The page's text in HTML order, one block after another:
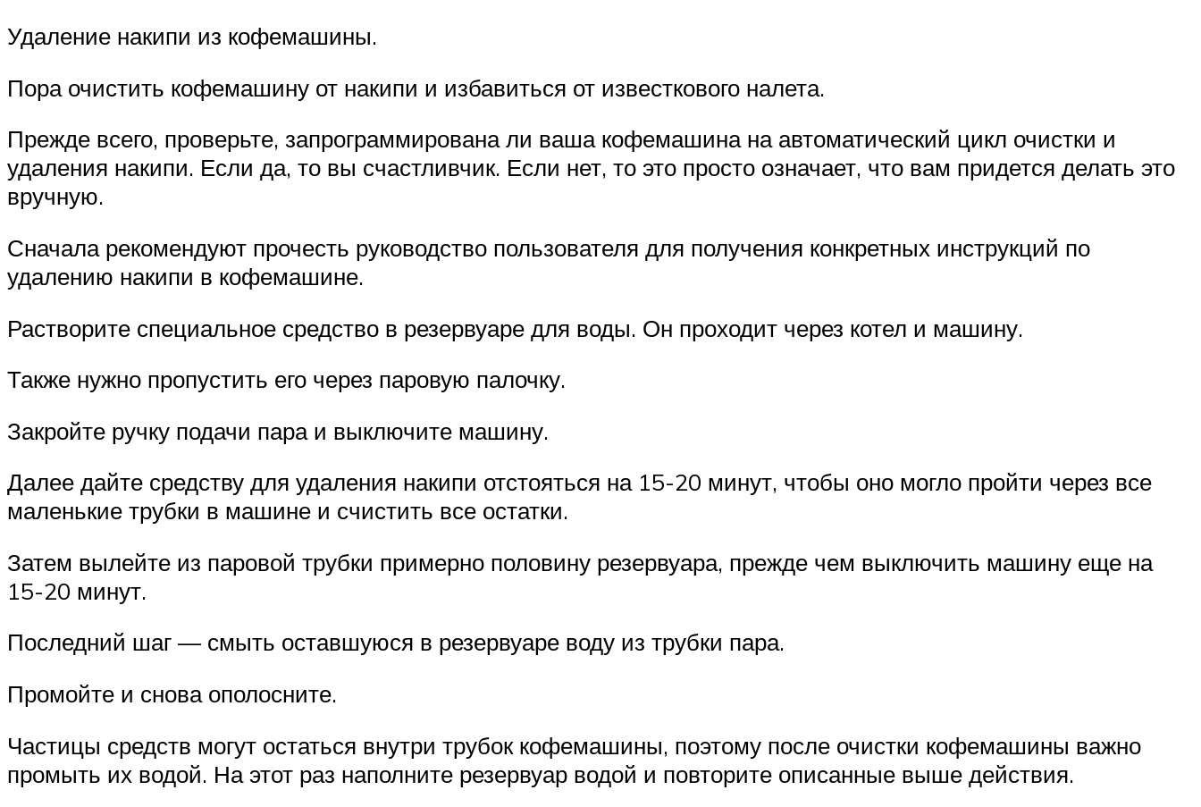
Удаление накипи из кофемашины.
Пора очистить кофемашину от накипи и избавиться от известкового налета.
Прежде всего, проверьте, запрограммирована ли ваша кофемашина на автоматический цикл очистки и
удаления накипи. Если да, то вы счастливчик. Если нет, то это просто означает, что вам придется делать это
вручную.
Сначала рекомендуют прочесть руководство пользователя для получения конкретных инструкций по
удалению накипи в кофемашине.
Растворите специальное средство в резервуаре для воды. Он проходит через котел и машину.
Также нужно пропустить его через паровую палочку.
Закройте ручку подачи пара и выключите машину.
Далее дайте средству для удаления накипи отстояться на 15-20 минут, чтобы оно могло пройти через все
маленькие трубки в машине и счистить все остатки.
Затем вылейте из паровой трубки примерно половину резервуара, прежде чем выключить машину еще на
15-20 минут.
Последний шаг — смыть оставшуюся в резервуаре воду из трубки пара.
Промойте и снова ополосните.
Частицы средств могут остаться внутри трубок кофемашины, поэтому после очистки кофемашины важно
промыть их водой. На этот раз наполните резервуар водой и повторите описанные выше действия.